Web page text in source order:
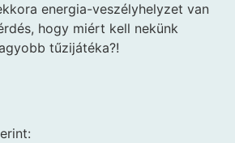
energia-veszélyhelyzet van
hogy miért kell nekünk
tűzijátéka?!